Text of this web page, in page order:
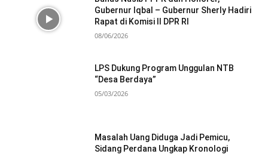
Gubernur Iqbal – Gubernur Sherly Hadiri
Rapat di Komisi II DPR RI
08/06/2026
LPS Dukung Program Unggulan NTB
“Desa Berdaya”
05/03/2026
Masalah Uang Diduga Jadi Pemicu,
Sidang Perdana Ungkap Kronologi